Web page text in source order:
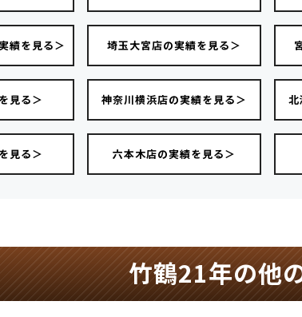
績を見る＞ 埼玉大宮店の実績を見る＞
見る＞ 神奈川横浜店の実績を見る＞ 北
見る＞ 六本木店の実績を見る＞
竹鶴21年の他